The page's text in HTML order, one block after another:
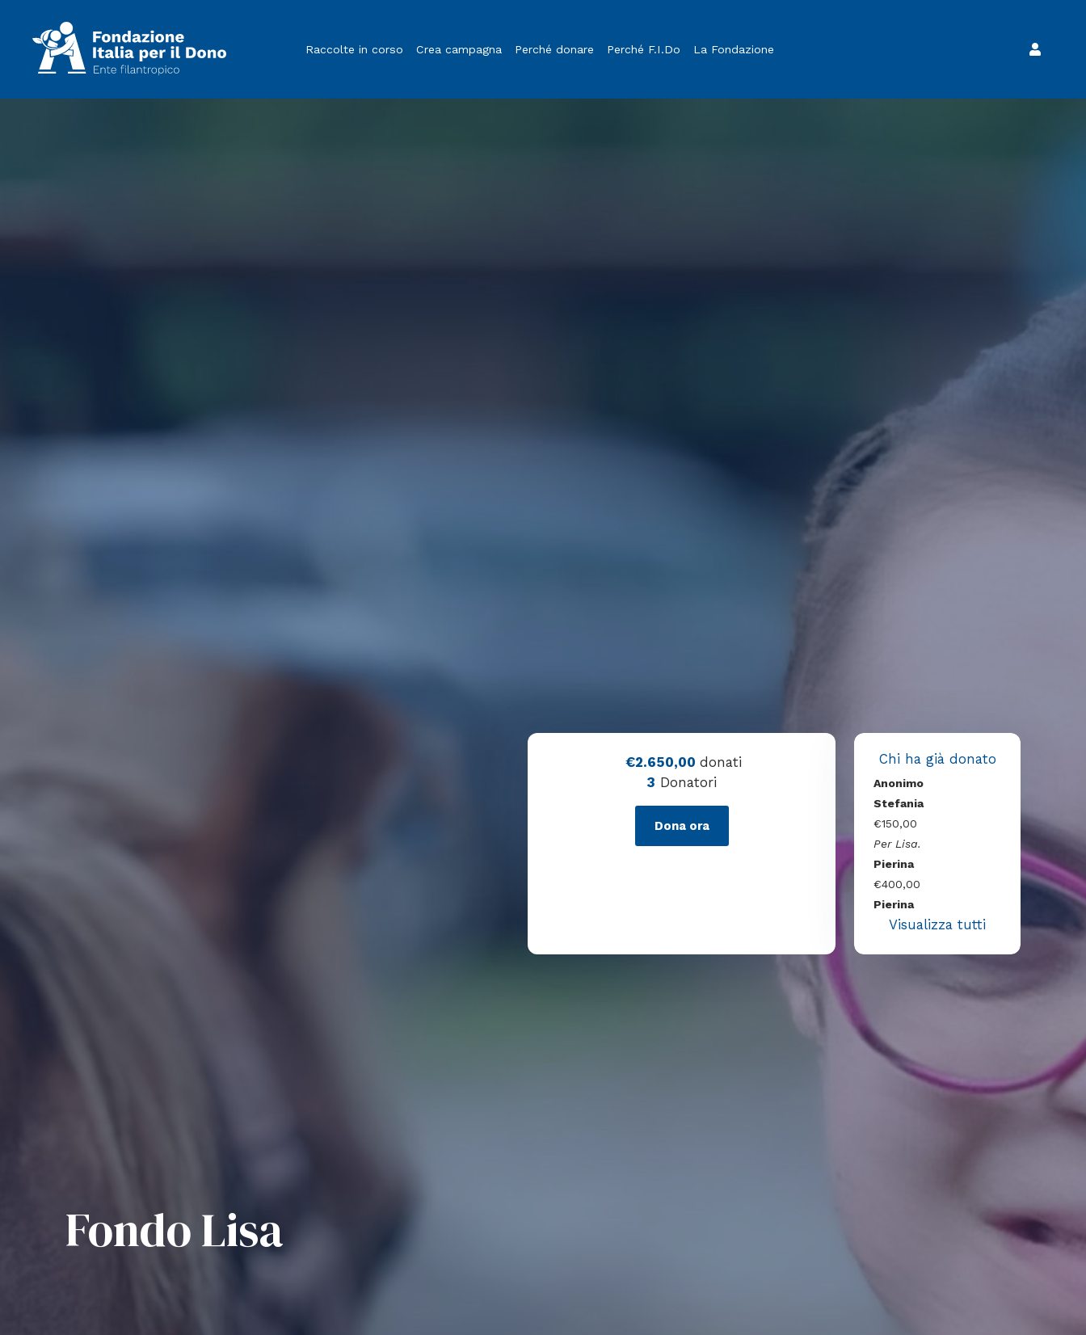
Raccolte in corso Crea campagna Perché donare Perché F.I.Do La Fondazione 
Fondo Lisa
€2.650,00 donati
3 Donatori
Dona ora
Chi ha già donato
Anonimo
Stefania
€150,00
Per Lisa.
Pierina
€400,00
Pierina
Visualizza tutti